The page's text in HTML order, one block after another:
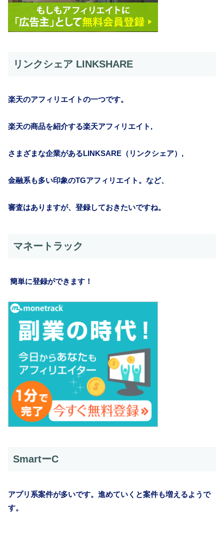
リンクシェア LINKSHARE
楽天のアフィリエイトの一つです。
楽天の商品を紹介する楽天アフィリエイト,
さまざまな企業があるLINKSARE（リンクシェア）,
金融系も多い印象のTGアフィリエイト。など、
審査はありますが、登録しておきたいですね。
マネートラック
簡単に登録ができます！
SmartーC
アプリ系案件が多いです。進めていくと案件も増えるようで
す。